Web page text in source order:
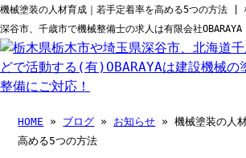
機械塗装の人材育成｜若手定着率を高める5つの方法 |
深谷市、千歳市で機械整備士の求人は有限会社OBARAYA
HOME » ブログ » お知らせ » 機械塗装の人
高める5つの方法